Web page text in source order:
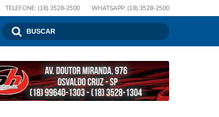
TELEFONE: (18) 3528-2500 WHATSAPP: (18) 3528-2500